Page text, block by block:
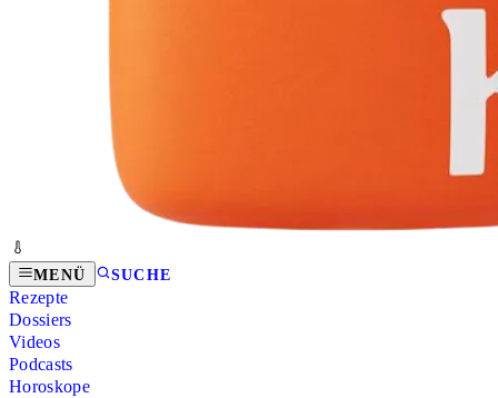
MENÜ SUCHE
Rezepte
Dossiers
Videos
Podcasts
Horoskope